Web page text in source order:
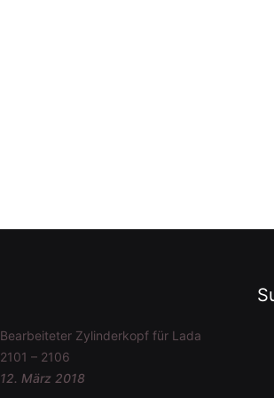
Bearbeiteter Zylinderkopf für Lada
2101 – 2106
12. März 2018